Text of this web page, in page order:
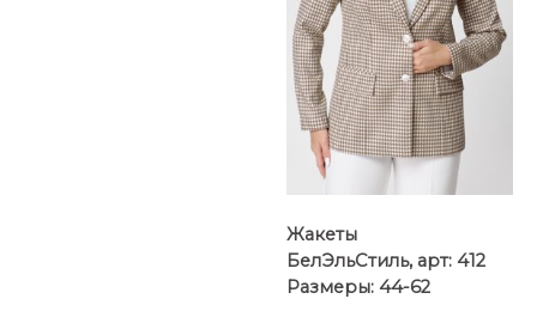
Жакеты
БелЭльСтиль, арт: 412
Размеры: 44-62